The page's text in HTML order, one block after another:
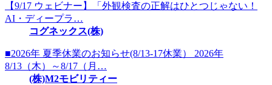
【9/17 ウェビナー】「外観検査の正解はひとつじゃない！
AI・ディープラ…
コグネックス(株)
■2026年 夏季休業のお知らせ(8/13-17休業） 2026年
8/13（木）～8/17（月…
(株)M2モビリティー